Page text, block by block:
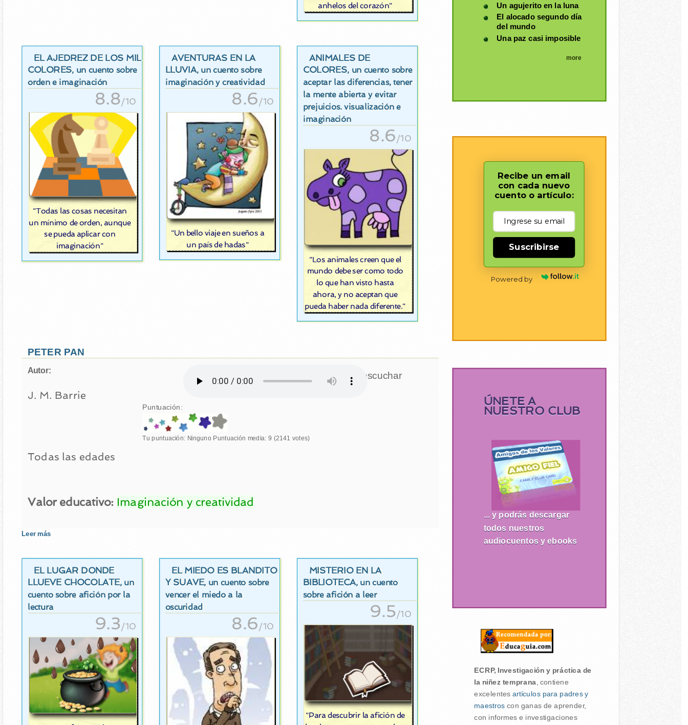
anhelos del corazón"
EL AJEDREZ DE LOS MIL
COLORES, un cuento sobre
orden e imaginación
8.8/10
"Todas las cosas necesitan
un mínimo de orden, aunque
se pueda aplicar con
imaginación"
AVENTURAS EN LA
LLUVIA, un cuento sobre
imaginación y creatividad
8.6 /10
"Un bello viaje en sueños a
un país de hadas"
ANIMALES DE
COLORES, un cuento sobre
aceptar las diferencias, tener
la mente abierta y evitar
prejuicios. visualización e
imaginación
8.6 /10
"Los animales creen que el
mundo debe ser como todo
lo que han visto hasta
ahora, y no aceptan que
pueda haber nada diferente."
PETER PAN
Click para escuchar
Autor:
J. M. Barrie
Todas las edades
Puntuación:
Tu puntuación: Ninguno Puntuación media:9 (2141 votes)
Valor educativo: Imaginación y creatividad
Leer más
EL LUGAR DONDE
LLUEVE CHOCOLATE, un
cuento sobre afición por la
lectura
9.3 /10
EL MIEDO ES BLANDITO
Y SUAVE, un cuento sobre
vencer el miedo a la
oscuridad
8.6 /10
MISTERIO EN LA
BIBLIOTECA, un cuento
sobre afición a leer
9.5 /10
"Para descubrir la afición de
Un agujerito en la luna
El alocado segundo día
del mundo
Una paz casi imposible
more
Recibe un email
con cada nuevo
cuento o artículo:
Suscribirse
Powered by
ÚNETE A
NUESTRO CLUB
... y podrás descargar
todos nuestros
audiocuentos y ebooks
ECRP, Investigación y práctica de
la niñez temprana, contiene
excelentes artículos para padres y
maestros con ganas de aprender,
con informes e investigaciones